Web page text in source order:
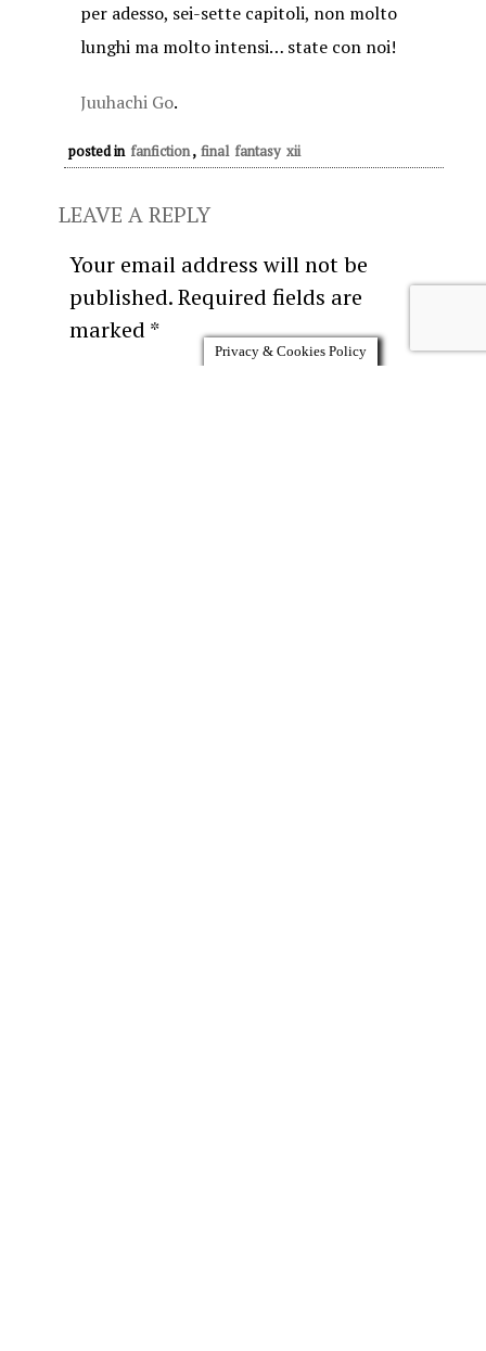
per adesso, sei-sette capitoli, non molto
lunghi ma molto intensi… state con noi!
Juuhachi Go.
posted in fanfiction, final fantasy xii
LEAVE A REPLY
Your email address will not be
published.Required fields are
marked *
Privacy & Cookies Policy